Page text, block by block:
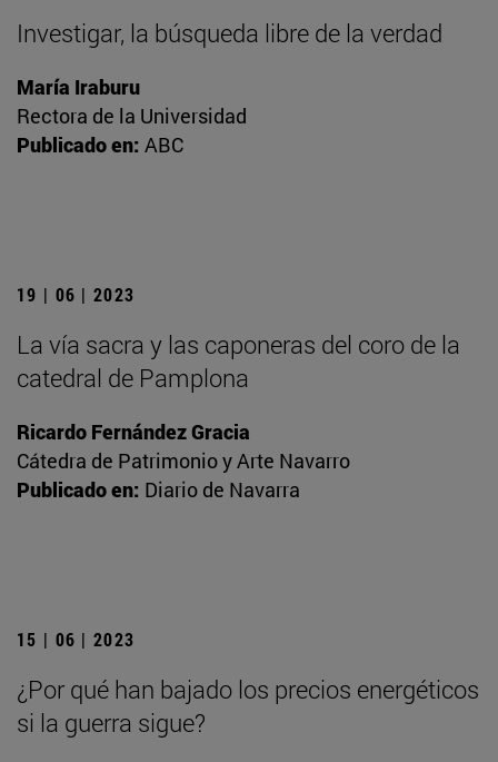
Investigar, la búsqueda libre de la verdad
María Iraburu
Rectora de la Universidad
Publicado en: ABC
19 | 06 | 2023
La vía sacra y las caponeras del coro de la
catedral de Pamplona
Ricardo Fernández Gracia
Cátedra de Patrimonio y Arte Navarro
Publicado en: Diario de Navarra
15 | 06 | 2023
¿Por qué han bajado los precios energéticos
si la guerra sigue?